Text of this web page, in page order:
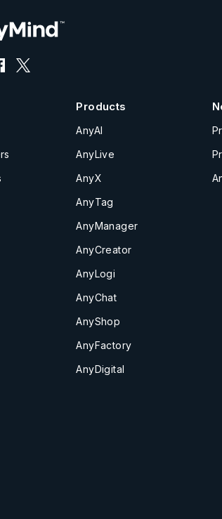
Products
AnyAI
AnyLive
AnyX
AnyTag
AnyManager
AnyCreator
AnyLogi
AnyChat
AnyShop
AnyFactory
AnyDigital